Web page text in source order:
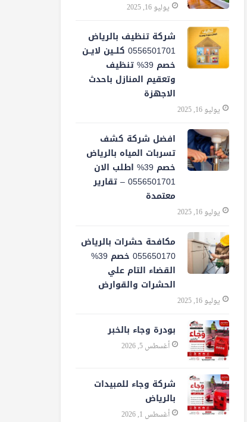
يوليو 16, 2025
شركة تنظيف بالرياض
0556501701 كلــين لايــن
خصم 39% تنظيف
وتعقيم المنازل باحدث
الاجهزة
يوليو 16, 2025
افضل شركة كشف
تسربات المياه بالرياض
خصم 39% اطلب الان
0556501701‬‏ – تقارير
معتمدة
يوليو 16, 2025
مكافحة حشرات بالرياض
055650170 خصم 39%
القضاء التام علي
الحشرات والقوارض
يوليو 16, 2025
بودرة وجاء بالخبر
أغسطس 5, 2026
شركة وجاء للمبيدات
بالرياض
أغسطس 1, 2026